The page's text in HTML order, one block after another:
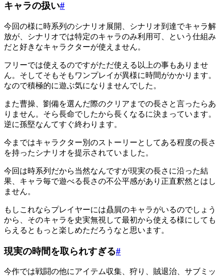
キャラの扱い#
今回の様に時系列のシナリオ展開、シナリオ到達でキャラ解
放が、シナリオでは特定のキャラのみ利用可、という仕組み
だと好きなキャラクターが使えません。
フリーでは使えるのですがただ使える以上の事もありませ
ん。そしてそもそもワンプレイが異様に時間がかかります。
なので積極的に遊ぶ気になりませんでした。
また曹操、劉備を選んだ際のクリアまでの長さと言ったらあ
りません。そら長命でしたから長くなるに決まっています。
逆に孫堅なんてすぐ終わります。
今まではキャラクター別のストーリーとしてある程度の長さ
を持ったシナリオを提示されていました。
今回は時系列だから当然なんですが現実の長さに沿った結
果、キャラ毎で遊べる長さの不公平感があり正直釈然とはし
ません。
もしこれならプレイヤーには贔屓のキャラがいるのでしょう
から、そのキャラを史実無視して最初から使える様にしても
らえるともっと楽しめただろうなと思います。
現実の時間を取られすぎる#
今作では戦闘の他にアイテム収集、狩り、賊退治、サブミッ